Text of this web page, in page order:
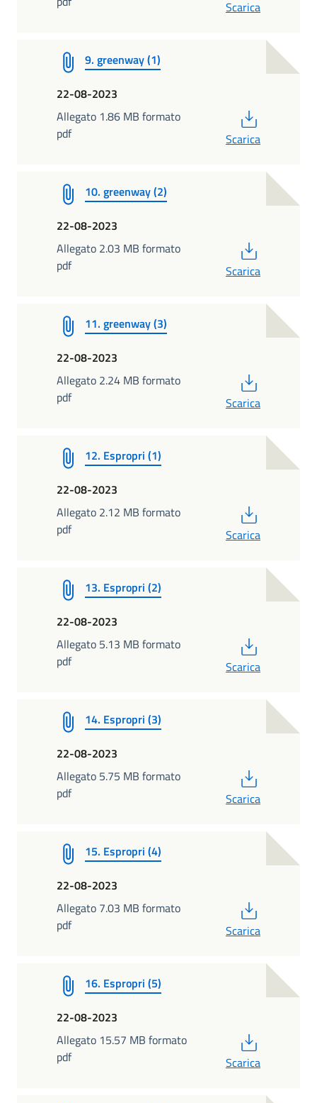
Scarica
9. greenway (1)
22-08-2023
Allegato 1.86 MB formato
pdf
Scarica
10. greenway (2)
22-08-2023
Allegato 2.03 MB formato
pdf
Scarica
11. greenway (3)
22-08-2023
Allegato 2.24 MB formato
pdf
Scarica
12. Espropri (1)
22-08-2023
Allegato 2.12 MB formato
pdf
Scarica
13. Espropri (2)
22-08-2023
Allegato 5.13 MB formato
pdf
Scarica
14. Espropri (3)
22-08-2023
Allegato 5.75 MB formato
pdf
Scarica
15. Espropri (4)
22-08-2023
Allegato 7.03 MB formato
pdf
Scarica
16. Espropri (5)
22-08-2023
Allegato 15.57 MB formato
pdf
Scarica